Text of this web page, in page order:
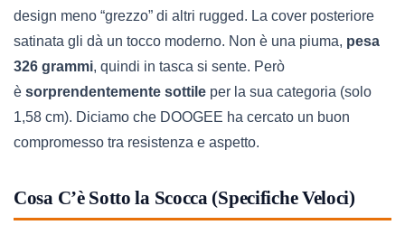
design meno “grezzo” di altri rugged. La cover posteriore
satinata gli dà un tocco moderno. Non è una piuma, pesa
326 grammi, quindi in tasca si sente. Però
è sorprendentemente sottile per la sua categoria (solo
1,58 cm). Diciamo che DOOGEE ha cercato un buon
compromesso tra resistenza e aspetto.
Cosa C’è Sotto la Scocca (Specifiche Veloci)